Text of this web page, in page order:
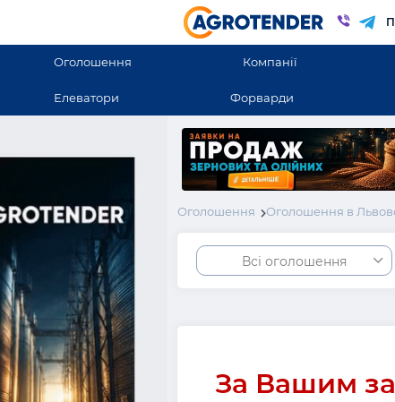
Оголошення Компанії
Елеватори Форварди
Оголошення Оголошення в
Всі оголошення
За Вашим